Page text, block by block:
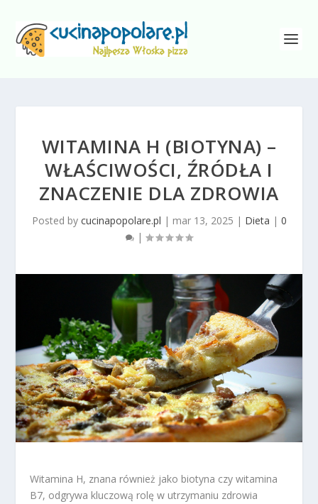
WITAMINA H (BIOTYNA) –
WŁAŚCIWOŚCI, ŹRÓDŁA I
ZNACZENIE DLA ZDROWIA
Posted by cucinapopolare.pl | mar 13, 2025 | Dieta | 0
|
Witamina H, znana również jako biotyna czy witamina
B7, odgrywa kluczową rolę w utrzymaniu zdrowia